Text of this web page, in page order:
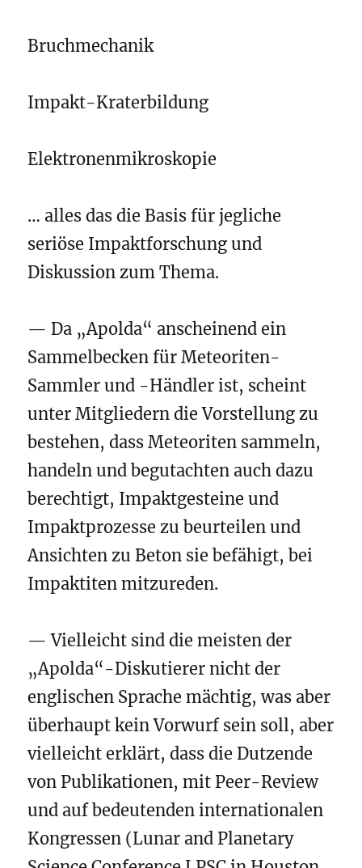
Bruchmechanik
Impakt-Kraterbildung
Elektronenmikroskopie
… alles das die Basis für jegliche
seriöse Impaktforschung und
Diskussion zum Thema.
— Da „Apolda“ anscheinend ein
Sammelbecken für Meteoriten-
Sammler und -Händler ist, scheint
unter Mitgliedern die Vorstellung zu
bestehen, dass Meteoriten sammeln,
handeln und begutachten auch dazu
berechtigt, Impaktgesteine und
Impaktprozesse zu beurteilen und
Ansichten zu Beton sie befähigt, bei
Impaktiten mitzureden.
— Vielleicht sind die meisten der
„Apolda“-Diskutierer nicht der
englischen Sprache mächtig, was aber
überhaupt kein Vorwurf sein soll, aber
vielleicht erklärt, dass die Dutzende
von Publikationen, mit Peer-Review
und auf bedeutenden internationalen
Kongressen (Lunar and Planetary